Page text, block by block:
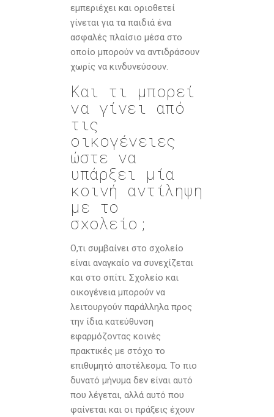
εμπεριέχει και οριοθετεί
γίνεται για τα παιδιά ένα
ασφαλές πλαίσιο μέσα στο
οποίο μπορούν να αντιδράσουν
χωρίς να κινδυνεύσουν.
Και τι μπορεί
να γίνει από
τις
οικογένειες
ώστε να
υπάρξει μία
κοινή αντίληψη
με το
σχολείο;
Ο,τι συμβαίνει στο σχολείο
είναι αναγκαίο να συνεχίζεται
και στο σπίτι. Σχολείο και
οικογένεια μπορούν να
λειτουργούν παράλληλα προς
την ίδια κατεύθυνση
εφαρμόζοντας κοινές
πρακτικές με στόχο το
επιθυμητό αποτέλεσμα. Το πιο
δυνατό μήνυμα δεν είναι αυτό
που λέγεται, αλλά αυτό που
φαίνεται και οι πράξεις έχουν